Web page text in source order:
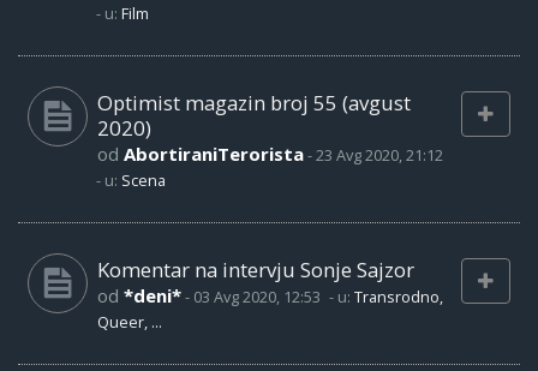
- u: Film
Optimist magazin broj 55 (avgust
2020)
od AbortiraniTerorista-23 Avg 2020, 21:12
- u: Scena
Komentar na intervju Sonje Sajzor
od *deni*- 03 Avg 2020, 12:53 - u: Transrodno,
Queer, ...